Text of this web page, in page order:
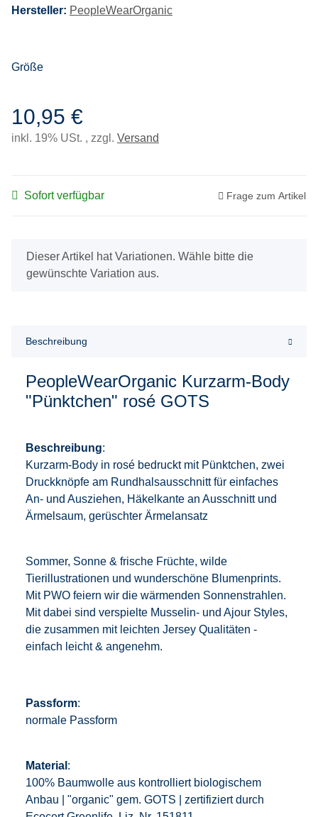
Hersteller: PeopleWearOrganic
Größe
10,95 €
inkl. 19% USt. , zzgl. Versand
Sofort verfügbar Frage zum Artikel
xDieser Artikel hat Variationen. Wähle bitte die
gewünschte Variation aus.
Beschreibung
PeopleWearOrganic Kurzarm-Body
"Pünktchen" rosé GOTS
Beschreibung:
Kurzarm-Body in rosé bedruckt mit Pünktchen, zwei
Druckknöpfe am Rundhalsausschnitt für einfaches
An- und Ausziehen, Häkelkante an Ausschnitt und
Ärmelsaum, gerüschter Ärmelansatz
Sommer, Sonne & frische Früchte, wilde
Tierillustrationen und wunderschöne Blumenprints.
Mit PWO feiern wir die wärmenden Sonnenstrahlen.
Mit dabei sind verspielte Musselin- und Ajour Styles,
die zusammen mit leichten Jersey Qualitäten -
einfach leicht & angenehm.
Passform:
normale Passform
Material :
100% Baumwolle aus kontrolliert biologischem
Anbau | "organic" gem. GOTS | zertifiziert durch